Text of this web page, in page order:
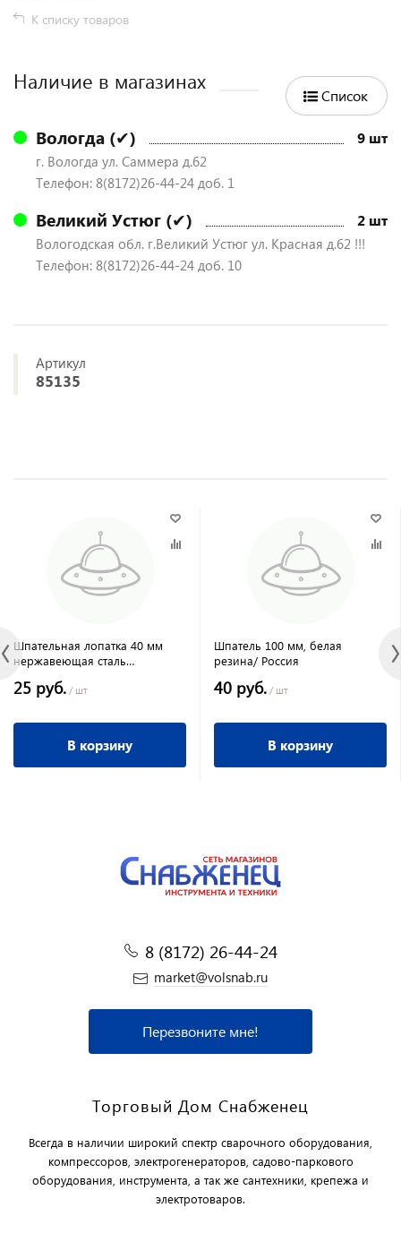
К списку товаров
Наличие в магазинах
Список
Вологда (✔) 9 шт
г. Вологда ул. Саммера д.62
Телефон: 8(8172)26-44-24 доб. 1
Великий Устюг (✔) 2 шт
Вологодская обл. г.Великий Устюг ул. Красная д.62 !!!
Телефон: 8(8172)26-44-24 доб. 10
Артикул
85135
Шпательная лопатка 40 мм
нержавеющая сталь
25 руб. / шт
В корзину
Шпатель 100 мм, белая
резина/ Россия
40 руб. / шт
В корзину
8 (8172) 26-44-24
market@volsnab.ru
Перезвоните мне!
Торговый Дом Снабженец
Всегда в наличии широкий спектр сварочного оборудования,
компрессоров, электрогенераторов, садово-паркового
оборудования, инструмента, а так же сантехники, крепежа и
электротоваров.